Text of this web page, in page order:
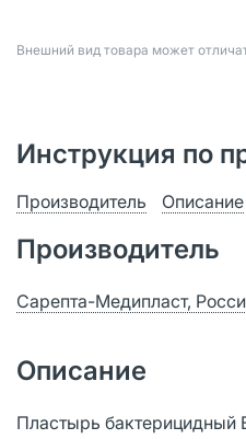
Bнешний вид товара может
Инструкция по
Производитель Описание
Производитель
Сарепта-Медипласт,
Описание
Пластырь бактерицидный